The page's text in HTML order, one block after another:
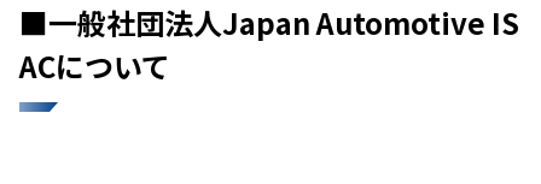
■一般社団法人Japan Automotive IS
ACについて